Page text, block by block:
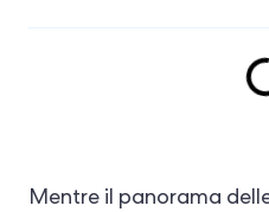
Mentre il panorama